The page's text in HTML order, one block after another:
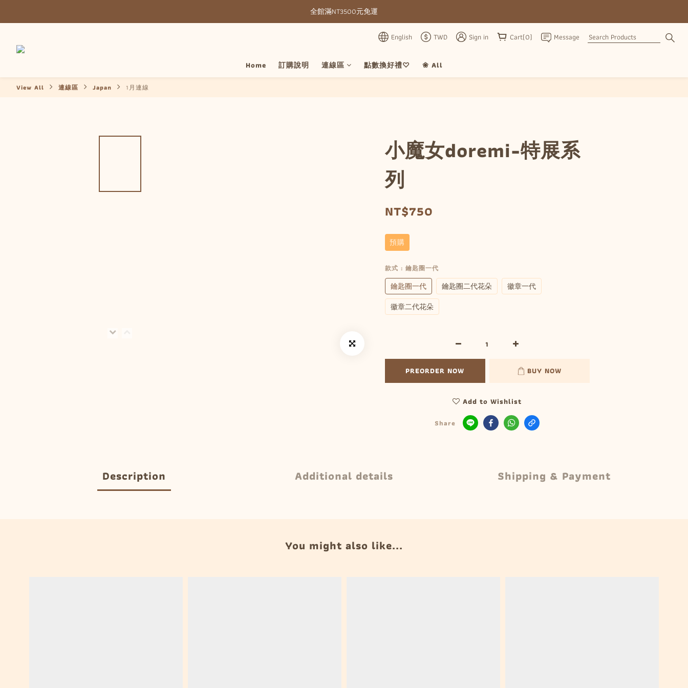
全館滿NT3500元免運
全館滿NT3500元免運
部分現貨＋預購20-30天不含假日English TWD Sign in Cart(0) Message
Home 訂購說明 連線區 點數換好禮♡ ❀ All
View All 連線區 Japan 1月連線
小魔女doremi-特展系
列
NT$750
預購
款式 : 鑰匙圈一代
鑰匙圈一代 鑰匙圈二代花朵
徽章一代
徽章二代花朵
PREORDER NOW BUY NOW
Add to Wishlist
Share
Description Additional details Shipping & Payment
You might also like...